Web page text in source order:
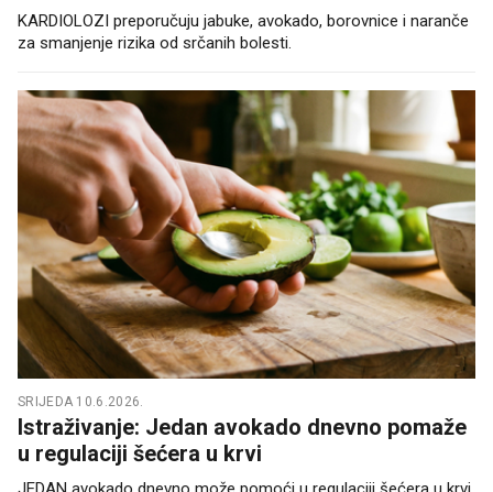
KARDIOLOZI preporučuju jabuke, avokado, borovnice i naranče
za smanjenje rizika od srčanih bolesti.
SRIJEDA 10.6.2026.
Istraživanje: Jedan avokado dnevno pomaže
u regulaciji šećera u krvi